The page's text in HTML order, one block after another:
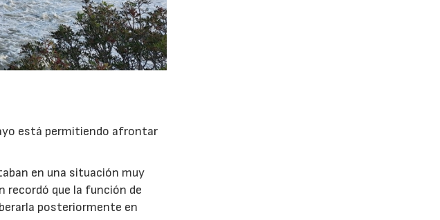
está permitiendo afrontar
en una situación muy
recordó que la función de
posteriormente en